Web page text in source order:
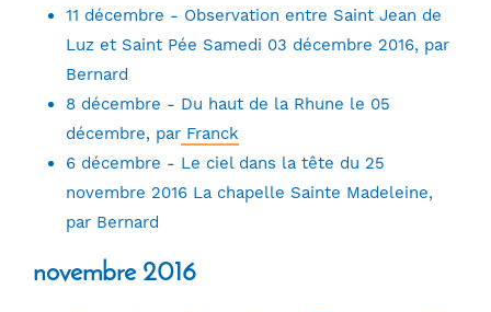
11 décembre - Observation entre Saint Jean de
Luz et Saint Pée Samedi 03 décembre 2016, par
Bernard
8 décembre - Du haut de la Rhune le 05
décembre, par Franck
6 décembre - Le ciel dans la tête du 25
novembre 2016 La chapelle Sainte Madeleine,
par Bernard
novembre 2016